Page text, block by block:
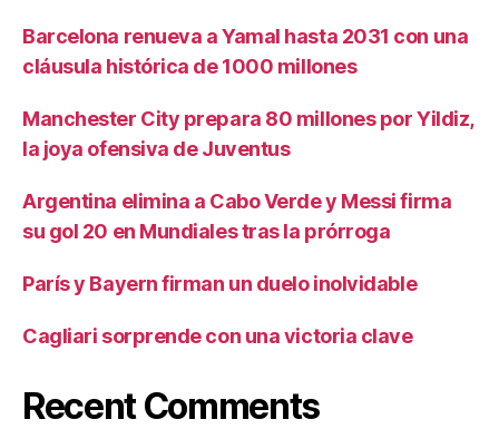
Barcelona renueva a Yamal hasta 2031 con una
cláusula histórica de 1000 millones
Manchester City prepara 80 millones por Yildiz,
la joya ofensiva de Juventus
Argentina elimina a Cabo Verde y Messi firma
su gol 20 en Mundiales tras la prórroga
París y Bayern firman un duelo inolvidable
Cagliari sorprende con una victoria clave
Recent Comments